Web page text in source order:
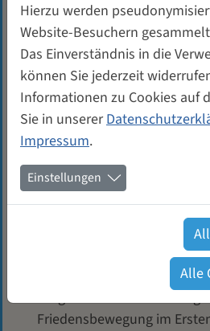
Oktober 2002
Im Oktober 2002 konnten
symbolisch ausgelöst
4.2 im Vorderhaus wurde
umgetauft, zum Zeichen
und ganz den Frauen
heute „Lida Gustava
damit haben wir der
einen dauerhaften Platz im
WeiberWirtschaft eG
und Lebensgefährtin Anita
der prominentesten
bürgerlichen
Friedensbewegung im
Kontakt
Hierzu werden
Website-Besuchern
Das Einverständnis in die
können Sie jederzeit
Informationen zu Cookies auf
Sie in unserer
Impressum.
Einstellungen
Alle